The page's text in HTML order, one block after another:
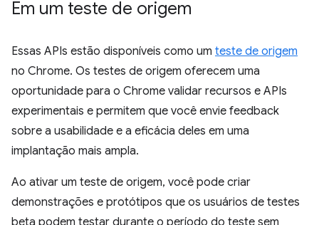
Em um teste de origem
Essas APIs estão disponíveis como um teste de origem
no Chrome. Os testes de origem oferecem uma
oportunidade para o Chrome validar recursos e APIs
experimentais e permitem que você envie feedback
sobre a usabilidade e a eficácia deles em uma
implantação mais ampla.
Ao ativar um teste de origem, você pode criar
demonstrações e protótipos que os usuários de testes
beta podem testar durante o período do teste sem